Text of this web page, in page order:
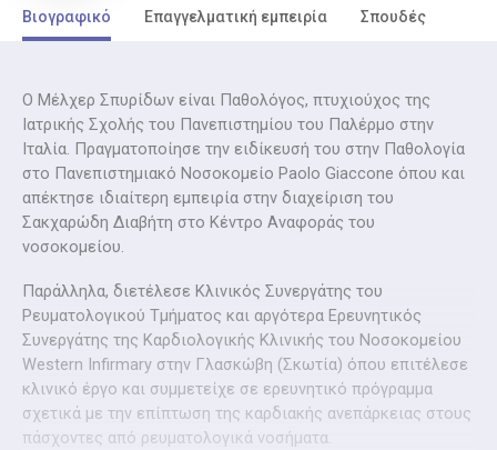
Βιογραφικό Επαγγελματική εμπειρία Σπουδές
Ο Μέλχερ Σπυρίδων είναι Παθολόγος, πτυχιούχος της
Ιατρικής Σχολής του Πανεπιστημίου του Παλέρμο στην
Ιταλία. Πραγματοποίησε την ειδίκευσή του στην Παθολογία
στο Πανεπιστημιακό Νοσοκομείο Paolo Giaccone όπου και
απέκτησε ιδιαίτερη εμπειρία στην διαχείριση του
Σακχαρώδη Διαβήτη στο Κέντρο Αναφοράς του
νοσοκομείου.
Παράλληλα, διετέλεσε Κλινικός Συνεργάτης του
Ρευματολογικού Τμήματος και αργότερα Ερευνητικός
Συνεργάτης της Καρδιολογικής Κλινικής του Νοσοκομείου
Western Infirmary στην Γλασκώβη (Σκωτία) όπου επιτέλεσε
κλινικό έργο και συμμετείχε σε ερευνητικό πρόγραμμα
σχετικά με την επίπτωση της καρδιακής ανεπάρκειας στους
πάσχοντες από ρευματολογικά νοσήματα.